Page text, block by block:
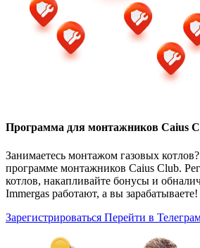
Программа для монтажников Caius
Занимаетесь монтажом газовых
программе монтажников Caius Club.
котлов, накапливайте бонусы и
Immergas работают, а вы зарабатываете!
Зарегистрироваться Перейти в